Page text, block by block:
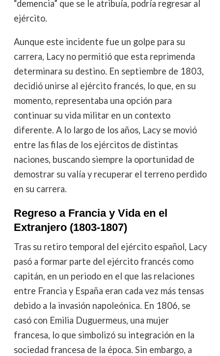
“demencia” que se le atribuía, podría regresar al
ejército.
Aunque este incidente fue un golpe para su
carrera, Lacy no permitió que esta reprimenda
determinara su destino. En septiembre de 1803,
decidió unirse al ejército francés, lo que, en su
momento, representaba una opción para
continuar su vida militar en un contexto
diferente. A lo largo de los años, Lacy se movió
entre las filas de los ejércitos de distintas
naciones, buscando siempre la oportunidad de
demostrar su valía y recuperar el terreno perdido
en su carrera.
Regreso a Francia y Vida en el
Extranjero (1803-1807)
Tras su retiro temporal del ejército español, Lacy
pasó a formar parte del ejército francés como
capitán, en un periodo en el que las relaciones
entre Francia y España eran cada vez más tensas
debido a la invasión napoleónica. En 1806, se
casó con Emilia Duguermeus, una mujer
francesa, lo que simbolizó su integración en la
sociedad francesa de la época. Sin embargo, a